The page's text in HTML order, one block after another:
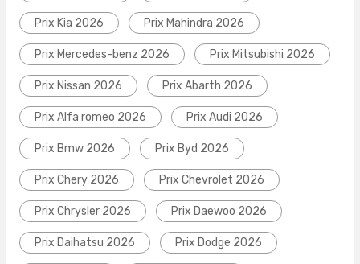
Prix Kia 2026 Prix Mahindra 2026
Prix Mercedes-benz 2026 Prix Mitsubishi 2026
Prix Nissan 2026 Prix Abarth 2026
Prix Alfa romeo 2026 Prix Audi 2026
Prix Bmw 2026 Prix Byd 2026
Prix Chery 2026 Prix Chevrolet 2026
Prix Chrysler 2026 Prix Daewoo 2026
Prix Daihatsu 2026 Prix Dodge 2026